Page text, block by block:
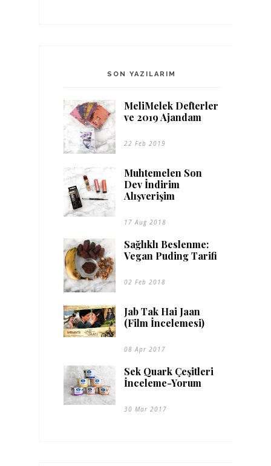
SON YAZILARIM
MeliMelek Defterler
ve 2019 Ajandam
22 Feb 2019
Muhtemelen Son
Dev İndirim
Alışverişim
17 Aug 2018
Sağlıklı Beslenme:
Vegan Puding Tarifi
02 Feb 2018
Jab Tak Hai Jaan
(Film İncelemesi)
08 Apr 2017
Sek Quark Çeşitleri
İnceleme-Yorum
30 Mar 2017